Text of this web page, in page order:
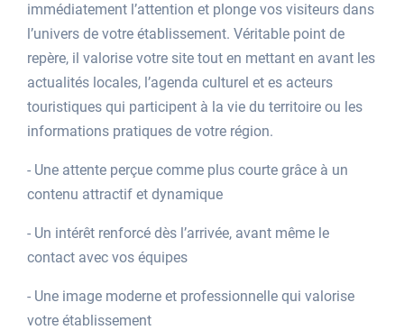
immédiatement l’attention et plonge vos visiteurs dans
l’univers de votre établissement. Véritable point de
repère, il valorise votre site tout en mettant en avant les
actualités locales, l’agenda culturel et es acteurs
touristiques qui participent à la vie du territoire ou les
informations pratiques de votre région.
- Une attente perçue comme plus courte grâce à un
contenu attractif et dynamique
- Un intérêt renforcé dès l’arrivée, avant même le
contact avec vos équipes
- Une image moderne et professionnelle qui valorise
votre établissement